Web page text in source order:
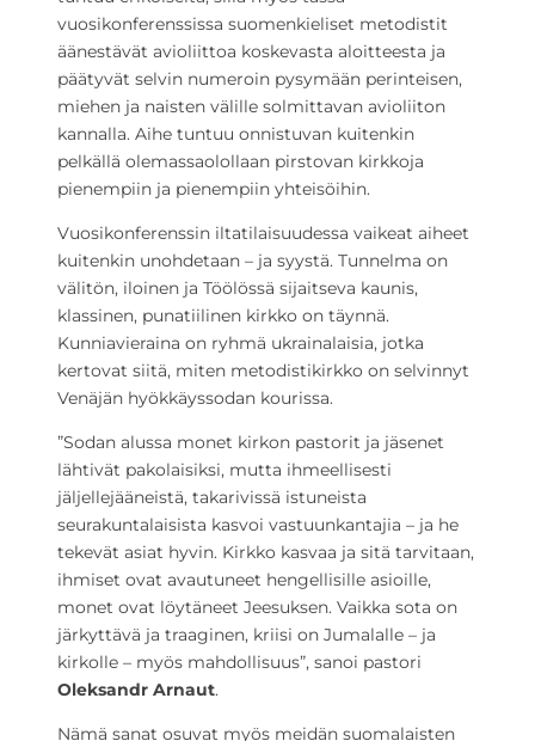
vuosikonferenssissa suomenkieliset metodistit
äänestävät avioliittoa koskevasta aloitteesta ja
päätyvät selvin numeroin pysymään perinteisen,
miehen ja naisten välille solmittavan avioliiton
kannalla. Aihe tuntuu onnistuvan kuitenkin
pelkällä olemassaolollaan pirstovan kirkkoja
pienempiin ja pienempiin yhteisöihin.
Vuosikonferenssin iltatilaisuudessa vaikeat aiheet
kuitenkin unohdetaan – ja syystä. Tunnelma on
välitön, iloinen ja Töölössä sijaitseva kaunis,
klassinen, punatiilinen kirkko on täynnä.
Kunniavieraina on ryhmä ukrainalaisia, jotka
kertovat siitä, miten metodistikirkko on selvinnyt
Venäjän hyökkäyssodan kourissa.
”Sodan alussa monet kirkon pastorit ja jäsenet
lähtivät pakolaisiksi, mutta ihmeellisesti
jäljellejääneistä, takarivissä istuneista
seurakuntalaisista kasvoi vastuunkantajia – ja he
tekevät asiat hyvin. Kirkko kasvaa ja sitä tarvitaan,
ihmiset ovat avautuneet hengellisille asioille,
monet ovat löytäneet Jeesuksen. Vaikka sota on
järkyttävä ja traaginen, kriisi on Jumalalle – ja
kirkolle – myös mahdollisuus”, sanoi pastori
Oleksandr Arnaut.
Nämä sanat osuvat myös meidän suomalaisten